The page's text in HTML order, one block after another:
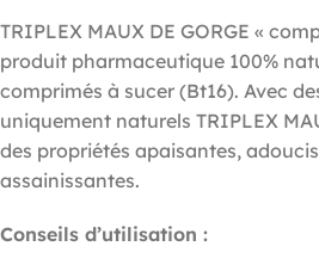
TRIPLEX MAUX DE GORGE «
produit pharmaceutique 100%
comprimés à sucer (Bt16). Avec
uniquement naturels TRIPLEX
des propriétés apaisantes,
assainissantes.
Conseils d’utilisation :